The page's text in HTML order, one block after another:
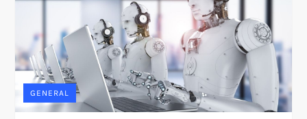
GENERAL